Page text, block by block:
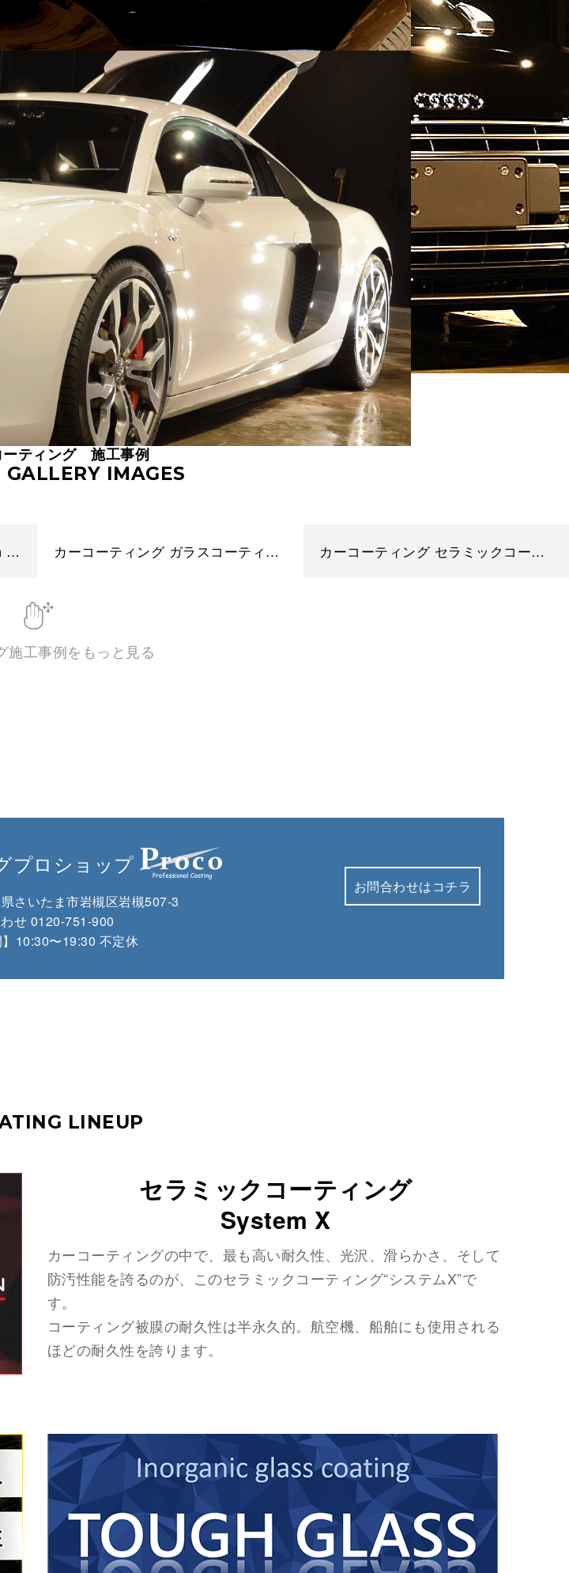
ーティング 施工事例
GALLERY IMAGES
セラミックコーティング System X ポルシェ911カレラ カーコーティング ガラスコーティング 埼玉県 さいたま市 BMW 440i Y様 カーコーティング セラミックコーティング メルセデス・ベンツ GLC63 埼玉県さいたま市 S様
施工事例をもっと見る
プロショップ
さいたま市岩槻区岩槻507-3
せ 0120-751-900
】10:30〜19:30 不定休
お問合わせはコチラ
LINEUP
セラミックコーティング
System X
カーコーティングの中で、最も高い耐久性、光沢、滑らかさ、そして
防汚性能を誇るのが、このセラミックコーティング“システムX”で
す。
コーティング被膜の耐久性は半永久的。航空機、船舶にも使用される
ほどの耐久性を誇ります。